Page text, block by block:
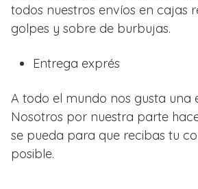
todos nuestros envíos en cajas
golpes y sobre de burbujas.
Entrega exprés
A todo el mundo nos gusta una
Nosotros por nuestra parte
se pueda para que recibas tu
posible.